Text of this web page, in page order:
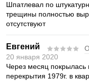
Шпатлевал по
трещины полностью
отсутствуют
Евгений
20 января 2020
Через месяц
перекрытия 1979г. в